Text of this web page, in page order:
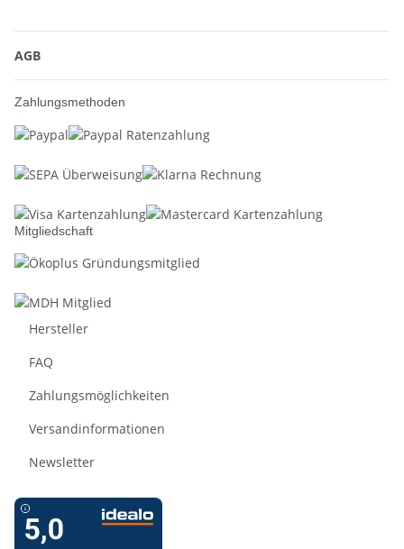
AGB
Zahlungsmethoden
Mitgliedschaft
Hersteller
FAQ
Zahlungsmöglichkeiten
Versandinformationen
Newsletter